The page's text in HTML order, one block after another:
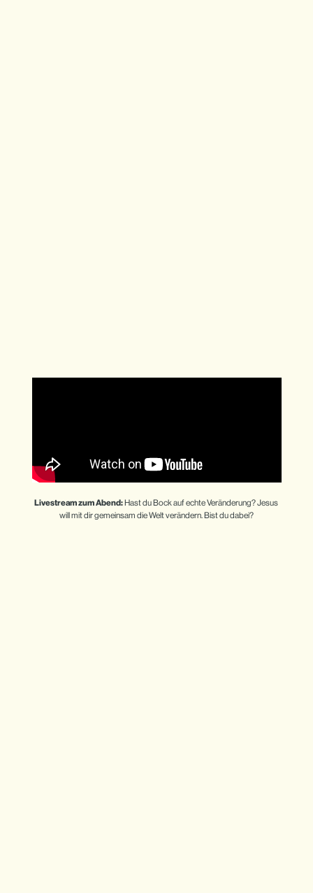
Livestream zum Abend: Hast du Bock auf echte Veränderung? Jesus
will mit dir gemeinsam die Welt verändern. Bist du dabei?